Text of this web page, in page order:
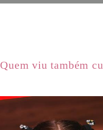
Quem viu também